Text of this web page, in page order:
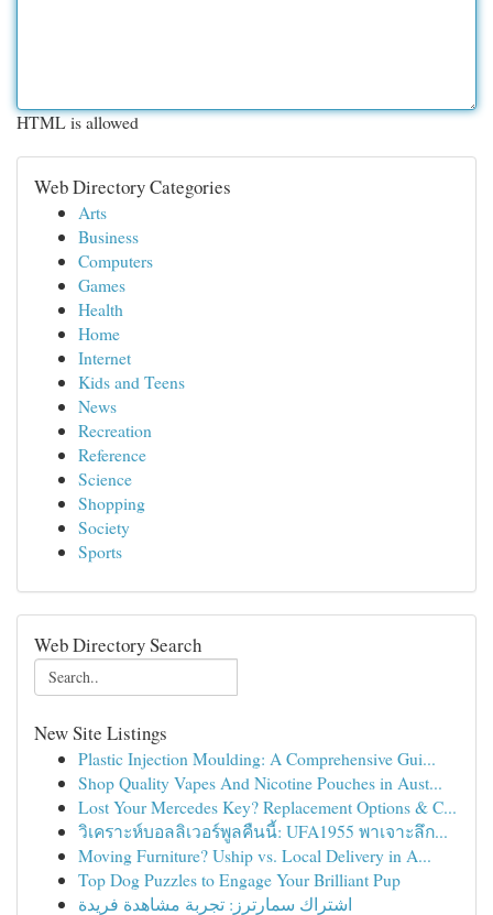
HTML is allowed
Web Directory Categories
Arts
Business
Computers
Games
Health
Home
Internet
Kids and Teens
News
Recreation
Reference
Science
Shopping
Society
Sports
Web Directory Search
New Site Listings
Plastic Injection Moulding: A Comprehensive Gui...
Shop Quality Vapes And Nicotine Pouches in Aust...
Lost Your Mercedes Key? Replacement Options & C...
วิเคราะห์บอลลิเวอร์พูลคืนนี้: UFA1955 พาเจาะลึก...
Moving Furniture? Uship vs. Local Delivery in A...
Top Dog Puzzles to Engage Your Brilliant Pup
اشتراك سمارترز: تجربة مشاهدة فريدة